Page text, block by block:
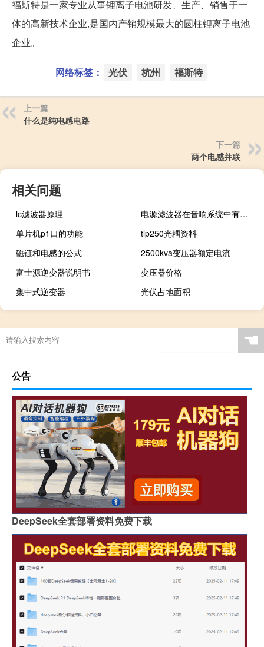
福斯特是一家专业从事锂离子电池研发、生产、销售于一
体的高新技术企业,是国内产销规模最大的圆柱锂离子电池
企业。
网络标签： 光伏 杭州 福斯特
上一篇
什么是纯电感电路
下一篇
两个电感并联
相关问题
lc滤波器原理
电源滤波器在音响系统中有作用吗
单片机p1口的功能
tlp250光耦资料
磁链和电感的公式
2500kva变压器额定电流
富士源逆变器说明书
变压器价格
集中式逆变器
光伏占地面积
☚
公告
DeepSeek全套部署资料免费下载